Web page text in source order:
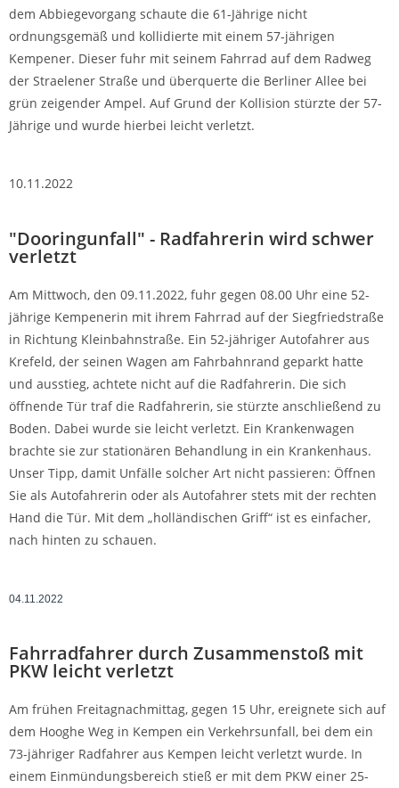
dem Abbiegevorgang schaute die 61-Jährige nicht
ordnungsgemäß und kollidierte mit einem 57-jährigen
Kempener. Dieser fuhr mit seinem Fahrrad auf dem Radweg
der Straelener Straße und überquerte die Berliner Allee bei
grün zeigender Ampel. Auf Grund der Kollision stürzte der 57-
Jährige und wurde hierbei leicht verletzt.
10.11.2022
"Dooringunfall" - Radfahrerin wird schwer
verletzt
Am Mittwoch, den 09.11.2022, fuhr gegen 08.00 Uhr eine 52-
jährige Kempenerin mit ihrem Fahrrad auf der Siegfriedstraße
in Richtung Kleinbahnstraße. Ein 52-jähriger Autofahrer aus
Krefeld, der seinen Wagen am Fahrbahnrand geparkt hatte
und ausstieg, achtete nicht auf die Radfahrerin. Die sich
öffnende Tür traf die Radfahrerin, sie stürzte anschließend zu
Boden. Dabei wurde sie leicht verletzt. Ein Krankenwagen
brachte sie zur stationären Behandlung in ein Krankenhaus.
Unser Tipp, damit Unfälle solcher Art nicht passieren: Öffnen
Sie als Autofahrerin oder als Autofahrer stets mit der rechten
Hand die Tür. Mit dem „holländischen Griff“ ist es einfacher,
nach hinten zu schauen.
04.11.2022
Fahrradfahrer durch Zusammenstoß mit
PKW leicht verletzt
Am frühen Freitagnachmittag, gegen 15 Uhr, ereignete sich auf
dem Hooghe Weg in Kempen ein Verkehrsunfall, bei dem ein
73-jähriger Radfahrer aus Kempen leicht verletzt wurde. In
einem Einmündungsbereich stieß er mit dem PKW einer 25-